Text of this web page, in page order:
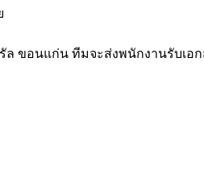
รัล ขอนแก่น ทีมจะส่งพนักงานรับเอ